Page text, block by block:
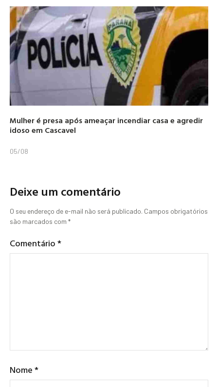
Mulher é presa após ameaçar incendiar casa e agredir
idoso em Cascavel
05/08
Deixe um comentário
O seu endereço de e-mail não será publicado. Campos obrigatórios
são marcados com *
Comentário*
Nome*